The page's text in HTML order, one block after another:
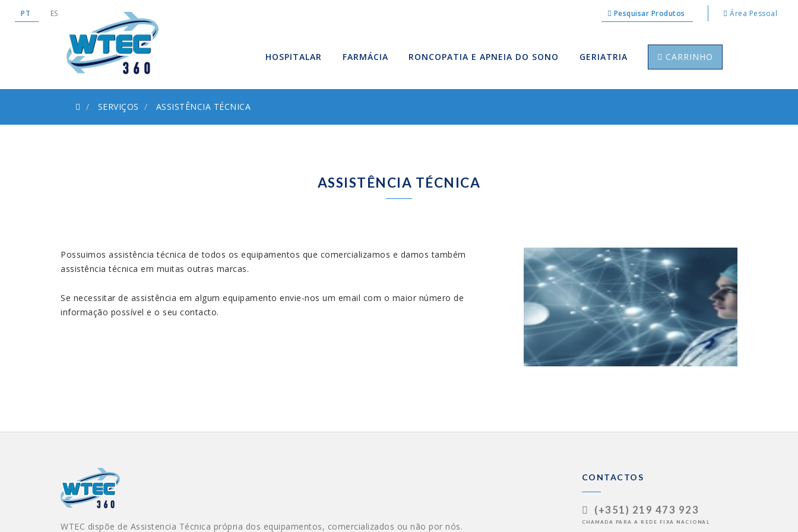
PT ES Pesquisar Produtos Área Pessoal
HOSPITALAR FARMÁCIA RONCOPATIA E APNEIA DO SONO GERIATRIA CARRINHO
SERVIÇOS ASSISTÊNCIA TÉCNICA
ASSISTÊNCIA TÉCNICA
Possuimos assistência técnica de todos os equipamentos que comercializamos e damos também
assistência técnica em muitas outras marcas.
Se necessitar de assistência em algum equipamento envie-nos um email com o maior número de
informação possível e o seu contacto.
WTEC dispõe de Assistencia Técnica própria dos equipamentos, comercializados ou não por nós.
CONTACTOS
(+351) 219 473 923
CHAMADA PARA A REDE FIXA NACIONAL